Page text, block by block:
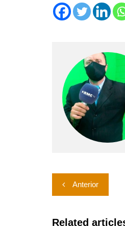
Navegação
de
Post
Anterior
Related